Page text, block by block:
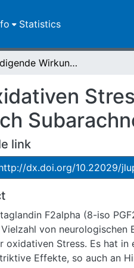
Statistics
Die schädigende Wirkung oxidativen Stresses und die Rolle von 8-Isoprostaglandin F2alpha nach Subarachnoidalblutung
link
dx.doi.org/10.22029/
F2alpha (8-iso
von neurologischen
oxidativen Stress. Es hat in
Effekte, so auch an